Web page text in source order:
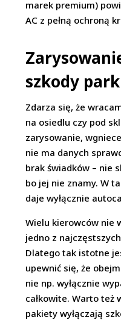
marek premium)
AC z pełną ochroną
szkody
Zdarza się, że
na osiedlu czy pod
zarysowanie,
nie ma danych
brak świadków – nie
bo jej nie znamy. W
daje wyłącznie
Wielu kierowców nie
jedno z
Dlatego tak istotne
upewnić się, że
nie np. wyłącznie
całkowite. Warto też
pakiety wyłączają